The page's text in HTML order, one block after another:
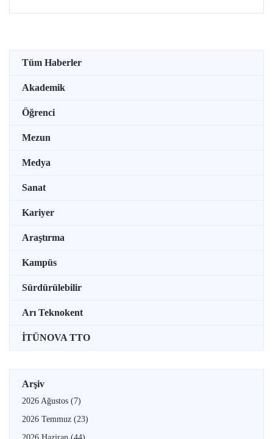
Tüm Haberler
Akademik
Öğrenci
Mezun
Medya
Sanat
Kariyer
Araştırma
Kampüs
Sürdürülebilir
Arı Teknokent
İTÜNOVA TTO
Arşiv
2026 Ağustos (7)
2026 Temmuz (23)